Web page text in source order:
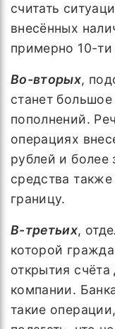
считать
внесённых
примерно 10-ти
Во-вторых,
станет
пополнений.
операциях
рублей и более
средства
границу.
В-третьих,
которой
открытия
компании.
такие